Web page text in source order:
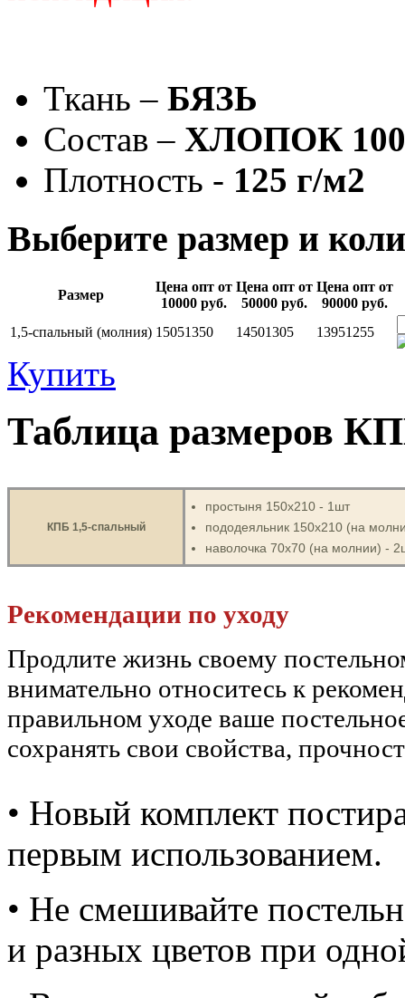
Ткань – БЯЗЬ
Состав – ХЛОПОК
Плотность - 125 г/м2
Выберите размер и
Размер
Цена опт от
10000 руб.
Цена опт от
50000 руб.
Цена опт от
90000 руб.
1,5-спальный (молния) 15051350 14501305 13951255
Купить
Таблица размеров
КПБ 1,5-спальный
простыня 150х210 - 1шт
пододеяльник 150х210 (на
наволочка 70х70 (на молнии) -
Рекомендации по уходу
Продлите жизнь своему
внимательно относитесь к
правильном уходе ваше
сохранять свои свойства,
• Новый комплект
первым использованием.
• Не смешивайте
и разных цветов при